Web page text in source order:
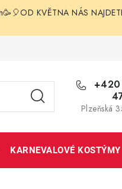
KVĚTNA NÁS
Plzeňská
KARNEVALOVÉ KOSTÝMY